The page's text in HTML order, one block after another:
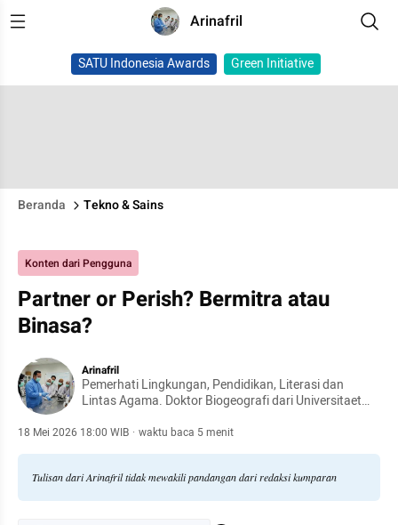
Arinafril
SATU Indonesia Awards Green Initiative
Beranda Tekno & Sains
Konten dari Pengguna
Partner or Perish? Bermitra atau
Binasa?
Arinafril
Pemerhati Lingkungan, Pendidikan, Literasi dan
Lintas Agama. Doktor Biogeografi dari Universitaet
Proteksi Tanaman, Universitas Sriwijaya. Dosen Tamu
18 Mei 2026 18:00 WIB · waktu baca 5 menit
Tulisan dari Arinafril tidak mewakili pandangan dari redaksi kumparan